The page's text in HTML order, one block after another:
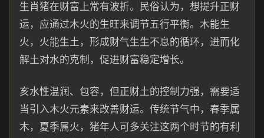
生肖猪在财富上常有波折。民俗认为，想提升正财
运，应通过木火的生旺来调节五行平衡。木能生
火，火能生土，形成财气生生不息的循环，进而化
解土对水的克制，促进财富稳定增长。
亥水性温润、包容，但正财土的控制力强，需要适
当引入木火元素来改善财运。传统节气中，春季属
木，夏季属火，猪年人可多关注这两个时节的有利